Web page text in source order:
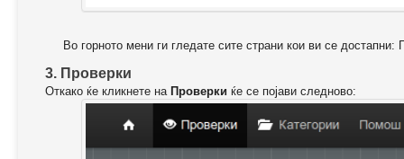
Во горното мени ги гледате сите страни кои ви се
3. Проверки
Откако ќе кликнете на Проверки ќе се појави следново: